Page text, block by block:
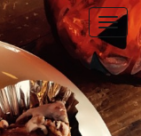
T
o
g
g
l
e